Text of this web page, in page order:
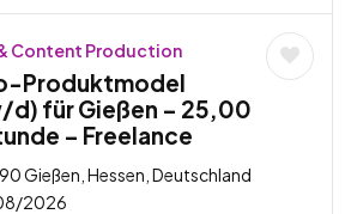
Content Production
Produktmodel
für Gießen – 25,00
– Freelance
Gießen, Hessen, Deutschland
2026